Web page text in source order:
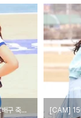
[CAM] 150308 대전 프로배구 축하공연 - 여자친구(신비) by PIERCE